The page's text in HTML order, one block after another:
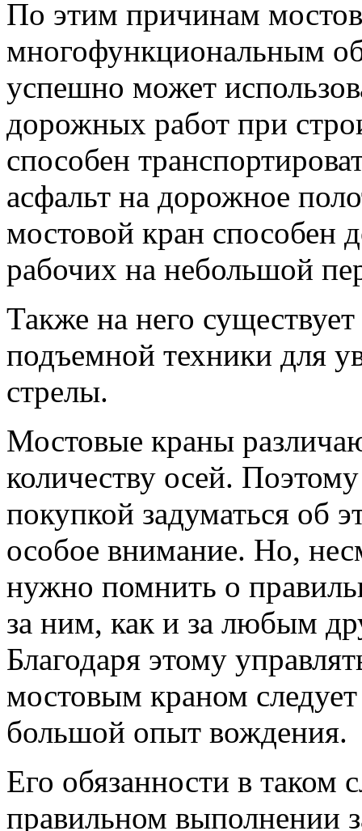
По этим причинам
многофункциональным
успешно может
дорожных работ при
способен
асфальт на дорожное
мостовой кран способен
рабочих на небольшой
Также на него
подъемной техники для
стрелы.
Мостовые краны
количеству осей.
покупкой задуматься об
особое внимание. Но,
нужно помнить о
за ним, как и за любым
Благодаря этому
мостовым краном
большой опыт вождения.
Его обязанности в таком
правильном выполнении